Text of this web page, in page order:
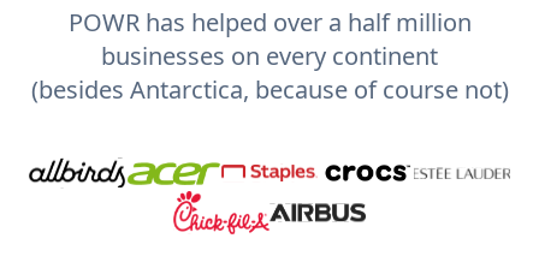
POWR has helped over a half million
businesses on every continent
(besides Antarctica, because of course not)